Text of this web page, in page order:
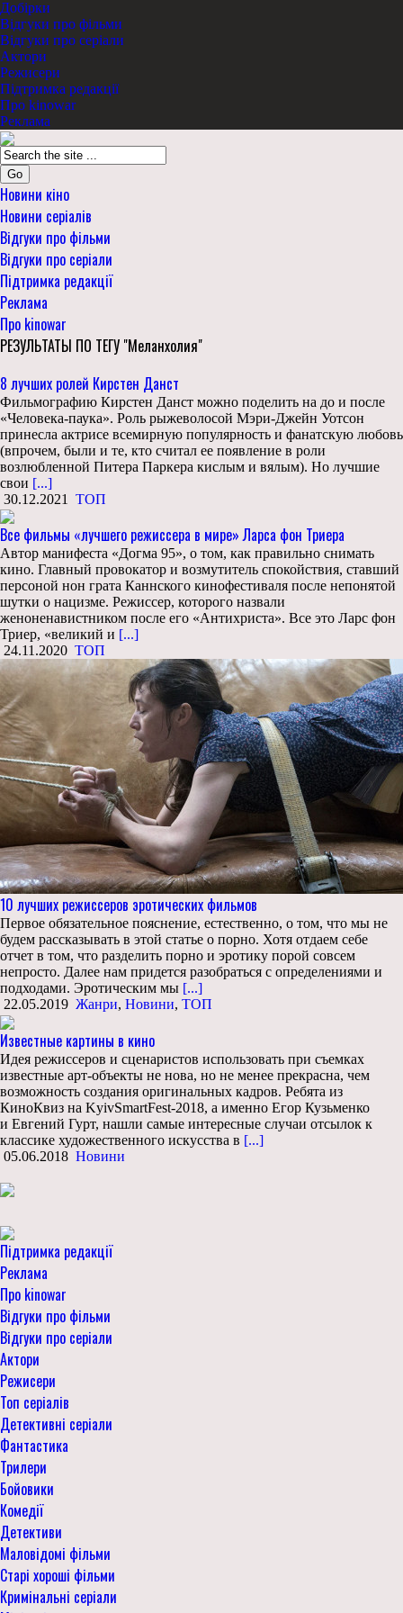
Добірки
Відгуки про фільми
Відгуки про серіали
Актори
Режисери
Підтримка редакції
Про kinowar
Реклама
Go
Новини кіно
Новини серіалів
Відгуки про фільми
Відгуки про серіали
Підтримка редакції
Реклама
Про kinowar
РЕЗУЛЬТАТЫ ПО ТЕГУ "Меланхолия"
8 лучших ролей Кирстен Данст
Фильмографию Кирстен Данст можно поделить на до и после
«Человека-паука». Роль рыжеволосой Мэри-Джейн Уотсон
принесла актрисе всемирную популярность и фанатскую любовь
(впрочем, были и те, кто считал ее появление в роли
возлюбленной Питера Паркера кислым и вялым). Но лучшие
свои [...]
30.12.2021
ТОП
Все фильмы «лучшего режиссера в мире» Ларса фон Триера
Автор манифеста «Догма 95», о том, как правильно снимать
кино. Главный провокатор и возмутитель спокойствия, ставший
персоной нон грата Каннского кинофестиваля после непонятой
шутки о нацизме. Режиссер, которого назвали
женоненавистником после его «Антихриста». Все это Ларс фон
Триер, «великий и [...]
24.11.2020 ТОП
10 лучших режиссеров эротических фильмов
Первое обязательное пояснение, естественно, о том, что мы не
будем рассказывать в этой статье о порно. Хотя отдаем себе
отчет в том, что разделить порно и эротику порой совсем
непросто. Далее нам придется разобраться с определениями и
подходами. Эротическим мы [...]
22.05.2019 Жанри, Новини, ТОП
Известные картины в кино
Идея режиссеров и сценаристов использовать при съемках
известные арт-объекты не нова, но не менее прекрасна, чем
возможность создания оригинальных кадров. Ребята из
КиноКвиз на KyivSmartFest-2018, а именно Егор Кузьменко
и Евгений Гурт, нашли самые интересные случаи отсылок к
классике художественного искусства в [...]
05.06.2018 Новини
Підтримка редакції
Реклама
Про kinowar
Відгуки про фільми
Відгуки про серіали
Актори
Режисери
Топ серіалів
Детективні серіали
Фантастика
Трилери
Бойовики
Комедії
Детективи
Маловідомі фільми
Старі хороші фільми
Кримінальні серіали